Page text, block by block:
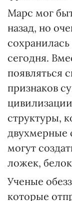
Марс мог
назад, но
сегодня.
появляться
признаков
структуры,
двухмерные
могут
ложек,
Ученые
которые